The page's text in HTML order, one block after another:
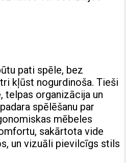
pati spēle, bez
kļūst nogurdinoša. Tieši
telpas organizācija un
spēlēšanu par
mēbeles
sakārtota vide
un vizuāli pievilcīgs stils